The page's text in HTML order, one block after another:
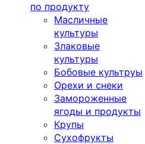
по продукту
Масличные
культуры
Злаковые
культуры
Бобовые культруы
Орехи и снеки
Замороженные
ягоды и продукты
Крупы
Сухофрукты